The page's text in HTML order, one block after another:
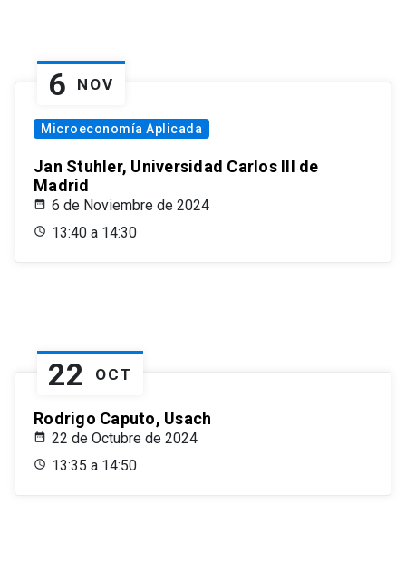
6 NOV
Microeconomía Aplicada
Jan Stuhler, Universidad Carlos III de
Madrid
6 de Noviembre de 2024
13:40 a 14:30
22 OCT
Rodrigo Caputo, Usach
22 de Octubre de 2024
13:35 a 14:50